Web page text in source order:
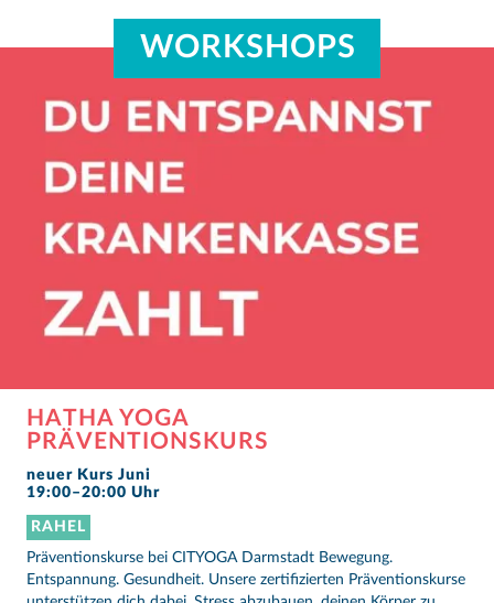
WORKSHOPS
HATHA YOGA
PRÄVENTIONSKURS
neuer Kurs Juni
19:00–20:00 Uhr
RAHEL
Präventionskurse bei CITYOGA Darmstadt Bewegung.
Entspannung. Gesundheit. Unsere zertifizierten Präventionskurse